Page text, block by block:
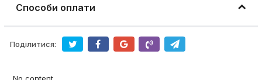
Способи оплати
Поділитися: